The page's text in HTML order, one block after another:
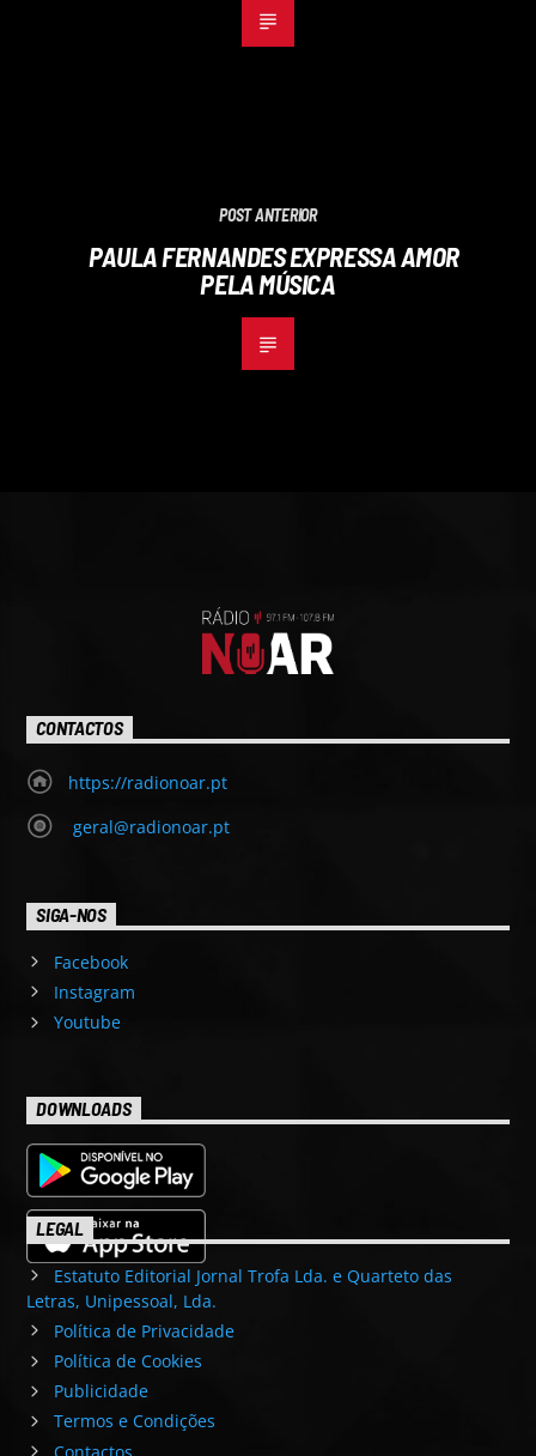
POST ANTERIOR
PAULA FERNANDES EXPRESSA AMOR
PELA MÚSICA
CONTACTOS
https://radionoar.pt
geral@radionoar.pt
SIGA-NOS
Facebook
Instagram
Youtube
DOWNLOADS
LEGAL
Estatuto Editorial Jornal Trofa Lda. e Quarteto das
Letras, Unipessoal, Lda.
Política de Privacidade
Política de Cookies
Publicidade
Termos e Condições
Contactos